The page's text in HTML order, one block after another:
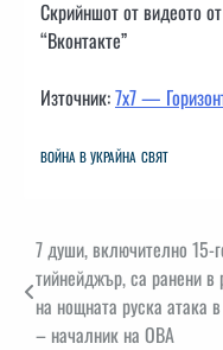
Скрийншот от видеото
“Вконтакте”
Източник:7х7 —
ВОЙНА В УКРАЙНА СВЯТ
Навигация
7 души, включително 15-
тийнейджър, са ранени в
на нощната руска атака
– началник на ОВА